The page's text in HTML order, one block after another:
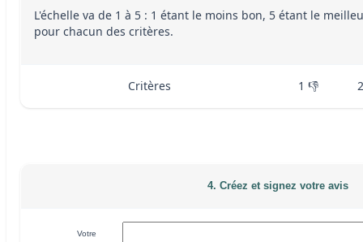
L'échelle va de 1 à 5 : 1 étant le moins bon, 5 étant le
pour chacun des critères.
Critères 1 👎 2
4. Créez et signez votre avis
Votre